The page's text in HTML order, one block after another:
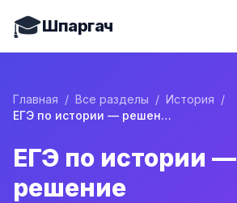
🎓Шпаргач
Главная / Все разделы / История /
ЕГЭ по истории — решение
ЕГЭ по истории —
решение